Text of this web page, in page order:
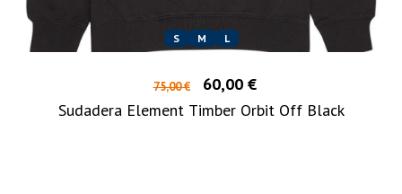
S M L
75,00 €
60,00 €
Sudadera Element Timber Orbit Off Black